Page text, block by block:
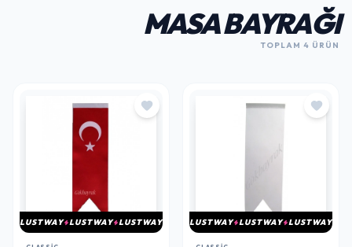
MASA BAYRAĞI
TOPLAM 4 ÜRÜN
LUSTWAY LUSTWAY LUSTWAY LUSTWAY LUSTWAY LUSTWAY